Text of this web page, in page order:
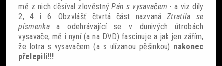
mě z nich děsíval zlověstnýPán s vysavačem - a viz díly
2, 4 i 6. Obzvlášť čtvrtá část nazvanáZtratila se
písmenkaa odehrávající se v dunivých útrobách
vysavače, mě i nyní (a na DVD) fascinuje a jak jen zářím,
že lotra s vysavačem (a s ulízanou pěšinkou) nakonec
přelepili!!!